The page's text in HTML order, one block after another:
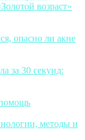
возраст»
опасно ли акне
за 30 секунд:
помощь
методы и